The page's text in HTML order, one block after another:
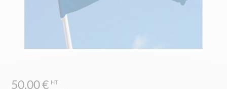
50,00 €
to